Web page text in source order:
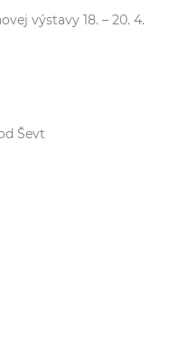
výstavy 18. – 20. 4.
Ševt